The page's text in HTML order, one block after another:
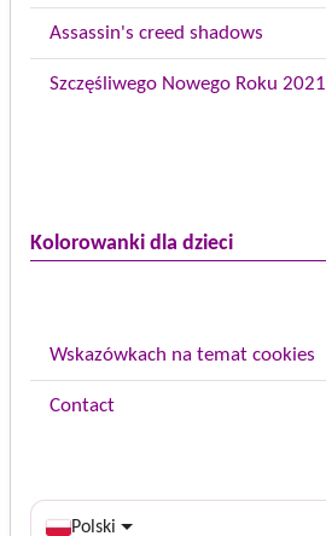
Assassin's creed shadows
Szczęśliwego Nowego Roku 2021
Kolorowanki dla dzieci
Wskazówkach na temat cookies
Contact
Polski